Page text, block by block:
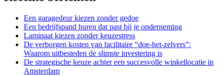
Een garagedeur kiezen zonder gedoe
Een bedrijfspand huren dat past bij je onderneming
Laminaat kiezen zonder keuzestress
De verborgen kosten van facilitaire “doe-het-zelvers”:
Waarom uitbesteden de slimste investering is
De strategische keuze achter een succesvolle winkellocatie in
Amsterdam